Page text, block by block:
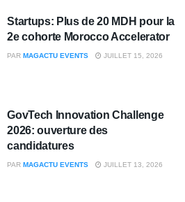
Startups: Plus de 20 MDH pour la
2e cohorte Morocco Accelerator
PAR MAGACTU EVENTS JUILLET 15, 2026
GovTech Innovation Challenge
2026: ouverture des
candidatures
PAR MAGACTU EVENTS JUILLET 13, 2026